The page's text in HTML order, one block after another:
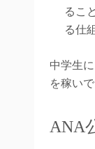
るこ
る仕
中学生
を稼い
ANA